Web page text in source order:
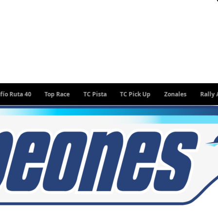
Top Race TC Pista TC Pick Up Zonales Rally